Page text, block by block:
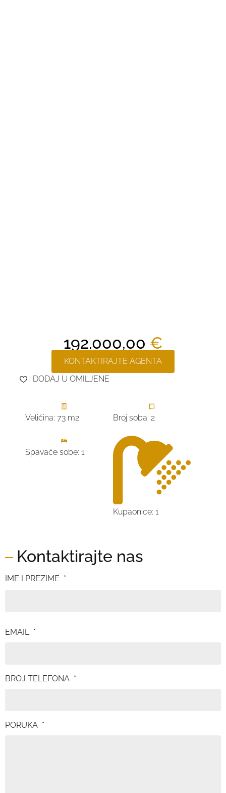
192.000,00 €
KONTAKTIRAJTE AGENTA
DODAJ U OMILJENE
Veličina: 73 m2 Broj soba: 2
Spavaće sobe: 1
Kupaonice: 1
Kontaktirajte nas
IME I PREZIME *
EMAIL *
BROJ TELEFONA *
PORUKA *